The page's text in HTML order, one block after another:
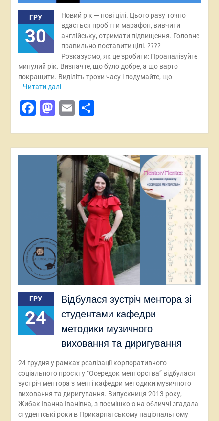
ГРУ
30
Новий рік — нові цілі. Цього разу точно
вдасться пробігти марафон, вивчити
англійську, отримати підвищення. Головне
правильно поставити цілі. ????
Розказуємо, як це зробити: Проаналізуйте
минулий рік. Визначте, що було добре, а що варто
покращити. Виділіть трохи часу і подумайте, що
Читати далі
Facebook
Mastodon
EmailПоділитися
ГРУ
24
Відбулася зустріч ментора зі
студентами кафедри
методики музичного
виховання та диригування
24 грудня у рамках реалізації корпоративного
соціального проєкту “Осередок менторства” відбулася
зустріч ментора з менті кафедри методики музичного
виховання та диригування. Випускниця 2013 року,
Жибак Іванна Іванівна, з посмішкою на обличчі згадала
студентські роки в Прикарпатському національному